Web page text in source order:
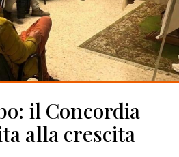
il Concordia
alla crescita